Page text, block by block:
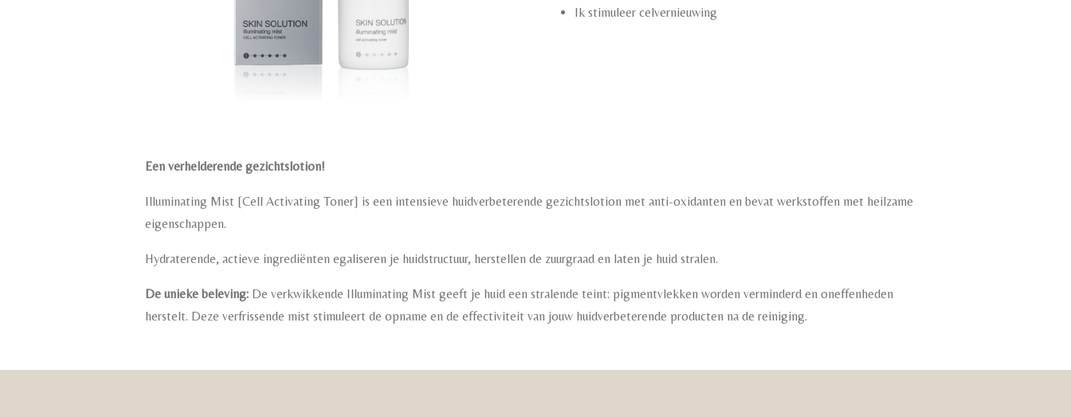
Ik stimuleer celvernieuwing
Een verhelderende gezichtslotion!
Illuminating Mist [Cell Activating Toner] is een intensieve huidverbeterende gezichtslotion met anti-oxidanten en bevat werkstoffen met heilzame
eigenschappen.
Hydraterende, actieve ingrediënten egaliseren je huidstructuur, herstellen de zuurgraad en laten je huid stralen.
De unieke beleving: De verkwikkende Illuminating Mist geeft je huid een stralende teint: pigmentvlekken worden verminderd en oneffenheden
herstelt. Deze verfrissende mist stimuleert de opname en de effectiviteit van jouw huidverbeterende producten na de reiniging.